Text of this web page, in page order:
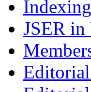
JSER